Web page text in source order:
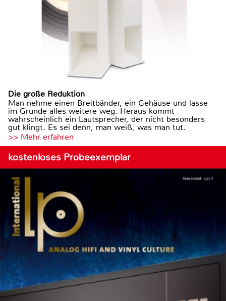
Die große Reduktion
Man nehme einen Breitbänder, ein Gehäuse und lasse
im Grunde alles weitere weg. Heraus kommt
wahrscheinlich ein Lautsprecher, der nicht besonders
gut klingt. Es sei denn, man weiß, was man tut.
>> Mehr erfahren
kostenloses Probeexemplar